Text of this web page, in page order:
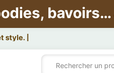
bavoirs…